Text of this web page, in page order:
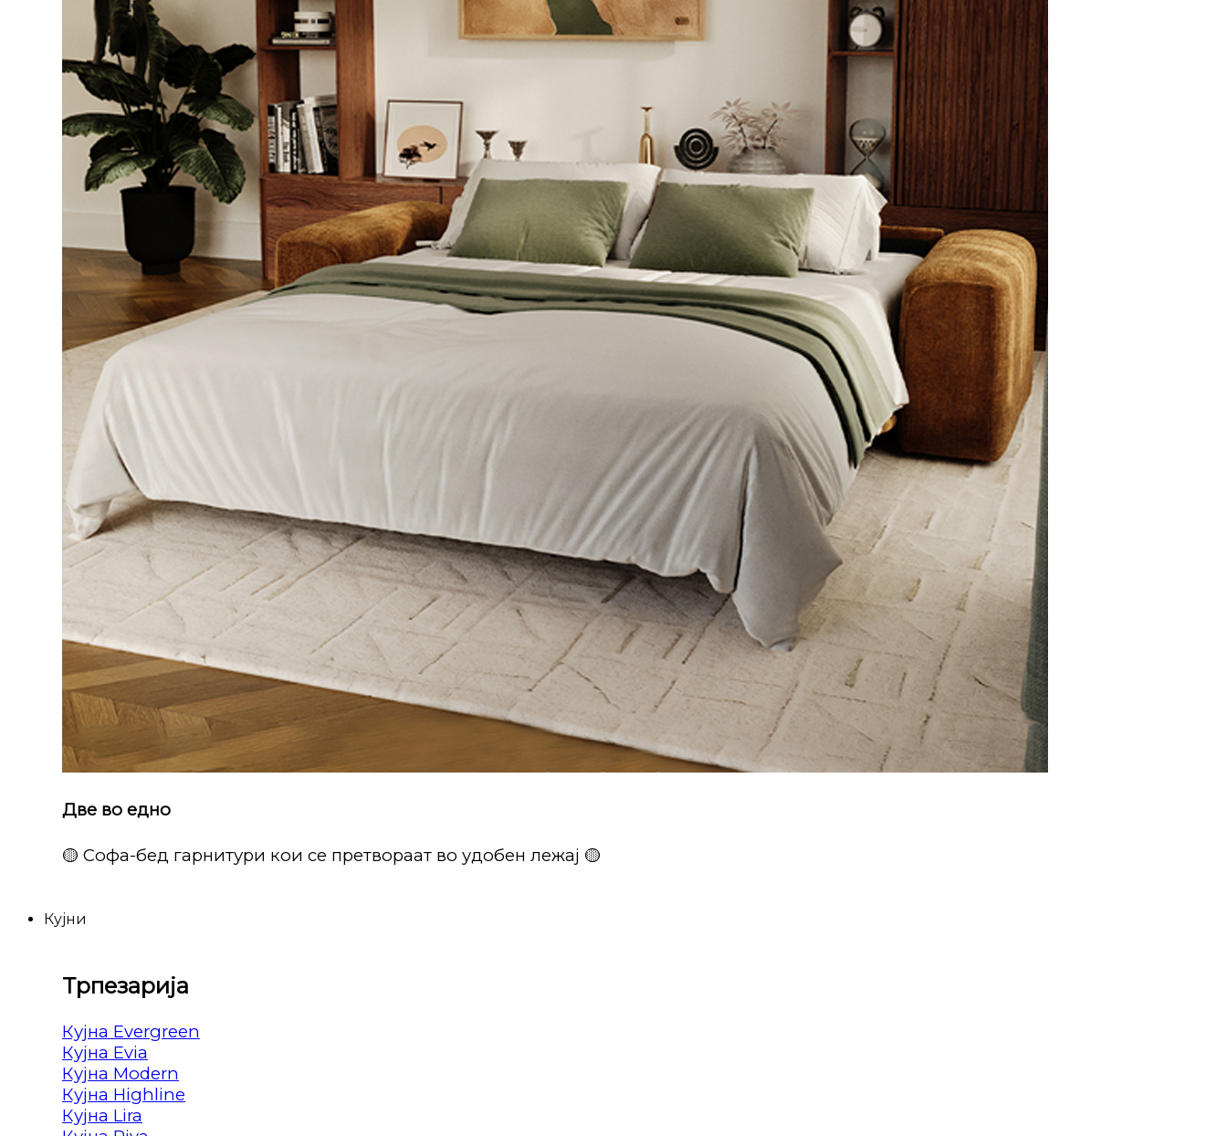
Две во едно
🟡 Софа-бед гарнитури кои се претвораат во удобен лежај 🟡
Кујни
Трпезарија
Кујна Evergreen
Кујна Evia
Кујна Modern
Кујна Highline
Кујна Lira